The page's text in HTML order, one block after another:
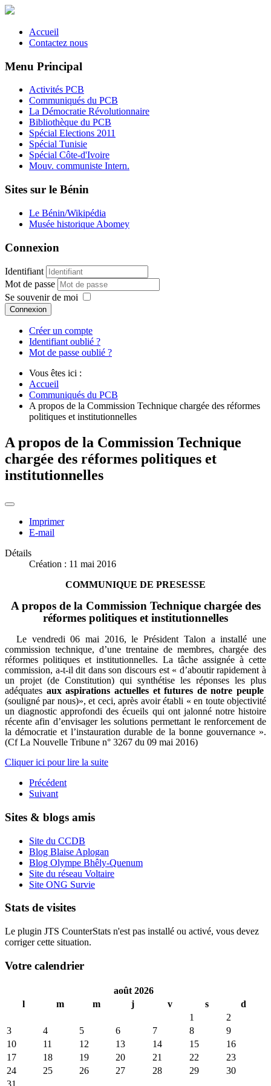
Accueil
Contactez nous
Menu Principal
Activités PCB
Communiqués du PCB
La Démocratie Révolutionnaire
Bibliothèque du PCB
Spécial Elections 2011
Spécial Tunisie
Spécial Côte-d'Ivoire
Mouv. communiste Intern.
Sites sur le Bénin
Le Bénin/Wikipédia
Musée historique Abomey
Connexion
Identifiant
Mot de passe
Se souvenir de moi
Connexion
Créer un compte
Identifiant oublié ?
Mot de passe oublié ?
Vous êtes ici :
Accueil
Communiqués du PCB
A propos de la Commission Technique chargée des réformes
politiques et institutionnelles
A propos de la Commission Technique
chargée des réformes politiques et
institutionnelles
Imprimer
E-mail
Détails
Création : 11 mai 2016
COMMUNIQUE DE PRESESSE
A propos de la Commission Technique chargée des
réformes politiques et institutionnelles
Le vendredi 06 mai 2016, le Président Talon a installé une
commission technique, d’une trentaine de membres, chargée des
réformes politiques et institutionnelles. La tâche assignée à cette
commission, a-t-il dit dans son discours est « d’aboutir rapidement à
un projet (de Constitution) qui synthétise les réponses les plus
adéquates aux aspirations actuelles et futures de notre peuple
(souligné par nous)», et ceci, après avoir établi « en toute objectivité
un diagnostic approfondi des écueils qui ont jalonné notre histoire
récente afin d’envisager les solutions permettant le renforcement de
la démocratie et l’instauration durable de la bonne gouvernance ».
(Cf La Nouvelle Tribune n° 3267 du 09 mai 2016)
Cliquer ici pour lire la suite
Précédent
Suivant
Sites & blogs amis
Site du CCDB
Blog Blaise Aplogan
Blog Olympe Bhêly-Quenum
Site du réseau Voltaire
Site ONG Survie
Stats de visites
Le plugin JTS CounterStats n'est pas installé ou activé, vous devez
corriger cette situation.
Votre calendrier
août 2026
l
m m j v s
d
1
2
3
4 5 6 7 8
9
10
11 12 13 14 15
16
17
18 19 20 21 22
23
24
25 26 27 28 29
30